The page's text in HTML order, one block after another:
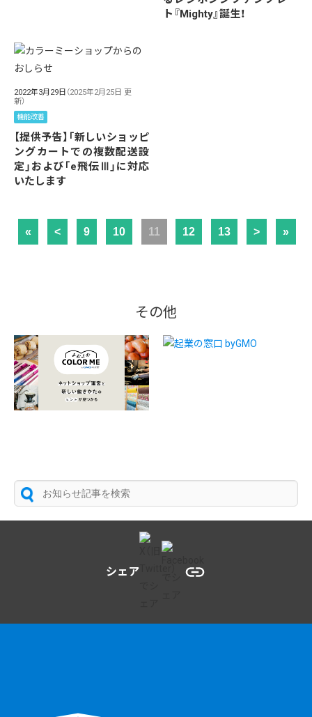
ト『Mighty』誕生！
2022年3月29日 （2025年2月25日 更
新）
機能改善
【提供予告】「新しいショッピ
ングカートでの複数配送設
定」および「e飛伝Ⅲ」に対応
いたします
« < 9 10 11 12 13 > »
その他
シェア